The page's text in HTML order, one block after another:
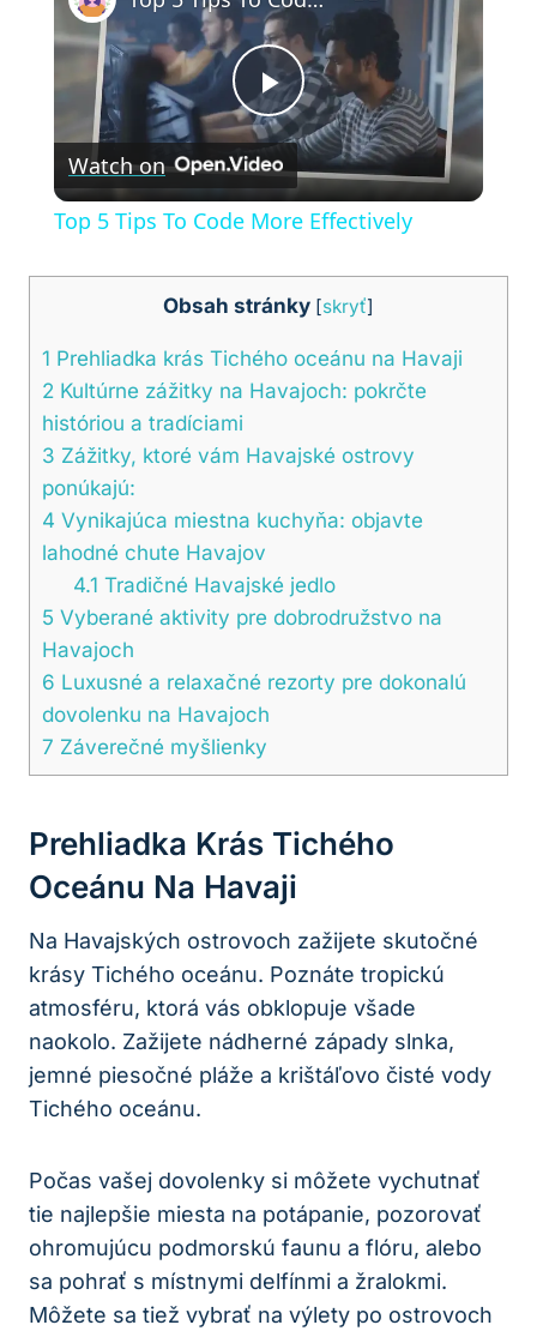
Play
Video
Watch on
Top 5 Tips To Code More Effectively
Obsah stránky [skryť]
1 Prehliadka krás Tichého oceánu na Havaji
2 Kultúrne zážitky na Havajoch: pokrčte
históriou a tradíciami
3 Zážitky, ktoré vám Havajské ostrovy
ponúkajú:
4 Vynikajúca miestna kuchyňa: objavte
lahodné chute Havajov
4.1 Tradičné Havajské jedlo
5 Vyberané aktivity pre dobrodružstvo na
Havajoch
6 Luxusné a relaxačné rezorty pre dokonalú
dovolenku na Havajoch
7 Záverečné myšlienky
Prehliadka Krás Tichého
Oceánu Na Havaji
Na Havajských ostrovoch zažijete skutočné
krásy Tichého oceánu. Poznáte tropickú
atmosféru, ktorá vás obklopuje všade
naokolo. Zažijete nádherné západy slnka,
jemné piesočné pláže a krištáľovo čisté vody
Tichého oceánu.
Počas vašej dovolenky si môžete vychutnať
tie najlepšie miesta na potápanie, pozorovať
ohromujúcu podmorskú faunu a flóru, alebo
sa pohrať s místnymi delfínmi a žralokmi.
Môžete sa tiež vybrať na výlety po ostrovoch